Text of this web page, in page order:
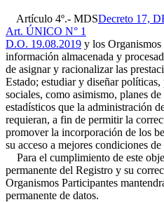
Artículo 4º.- MDSDecreto 17,
Art. ÚNICO N° 1
D.O. 19.08.2019 y los
información almacenada y
de asignar y racionalizar las
Estado; estudiar y diseñar
sociales, como asimismo, planes
estadísticos que la administración
requieran, a fin de permitir la
promover la incorporación de los
su acceso a mejores condiciones
Para el cumplimiento de este
permanente del Registro y su
Organismos Participantes
permanente de datos.